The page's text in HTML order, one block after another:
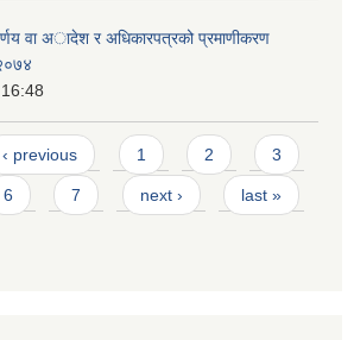
वा अादेश र अधिकारपत्रको प्रमाणीकरण
‹ previous 1 2 3
6 7 next › last »